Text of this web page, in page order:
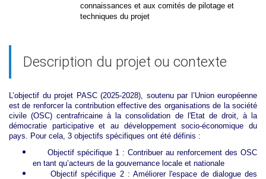
connaissances et aux comités de pilotage et
techniques du projet
Description du projet ou contexte
L’objectif du projet PASC (2025-2028), soutenu par l’Union européenne
est de renforcer la contribution effective des organisations de la société
civile (OSC) centrafricaine à la consolidation de l'Etat de droit, à la
démocratie participative et au développement socio-économique du
pays.
Pour cela, 3 objectifs spécifiques ont été définis :
Objectif spécifique 1 : Contribuer au renforcement des OSC
en tant qu’acteurs de la gouvernance locale et nationale
Objectif spécifique 2 : Améliorer l'espace de dialogue des